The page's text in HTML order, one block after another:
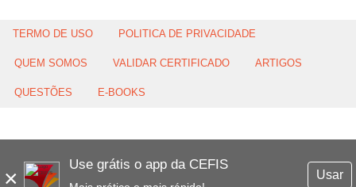
×
Use grátis o app da CEFIS
Usar
TERMO DE USO POLITICA DE PRIVACIDADE
QUEM SOMOS VALIDAR CERTIFICADO ARTIGOS
QUESTÕES E-BOOKS